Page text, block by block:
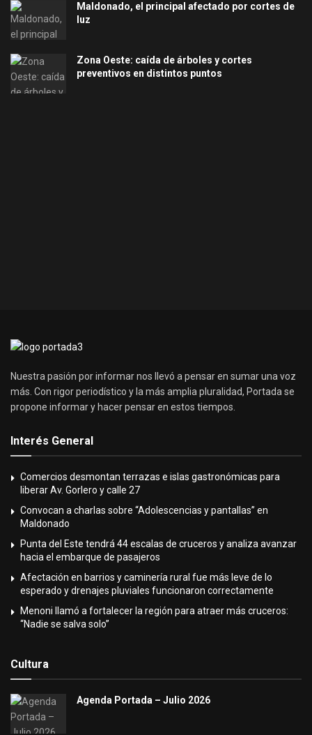
Maldonado, el principal afectado por cortes de
luz
Zona Oeste: caída de árboles y cortes
preventivos en distintos puntos
Nuestra pasión por informar nos llevó a pensar en sumar una voz
más. Con rigor periodístico y la más amplia pluralidad, Portada se
propone informar y hacer pensar en estos tiempos.
Interés General
Comercios desmontan terrazas e islas gastronómicas para
liberar Av. Gorlero y calle 27
Convocan a charlas sobre “Adolescencias y pantallas” en
Maldonado
Punta del Este tendrá 44 escalas de cruceros y analiza avanzar
hacia el embarque de pasajeros
Afectación en barrios y caminería rural fue más leve de lo
esperado y drenajes pluviales funcionaron correctamente
Menoni llamó a fortalecer la región para atraer más cruceros:
“Nadie se salva solo”
Cultura
Agenda Portada – Julio 2026